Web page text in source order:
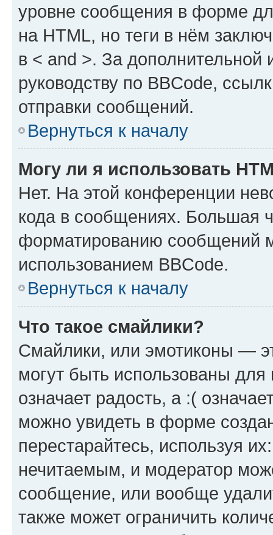
уровне сообщения в форме
на HTML, но теги в нём
в < and >. За
руководству по BBCode,
отправки сообщений.
Вернуться к началу
Могу ли я использовать
Нет. На этой конференции
кода в сообщениях. Большая
форматированию сообщений
использованием BBCode.
Вернуться к началу
Что такое смайлики?
Смайлики, или эмотиконы —
могут быть использованы
означает радость, а :(
можно увидеть в форме
перестарайтесь, используя
нечитаемым, и модератор
сообщение, или вообще
также может ограничить